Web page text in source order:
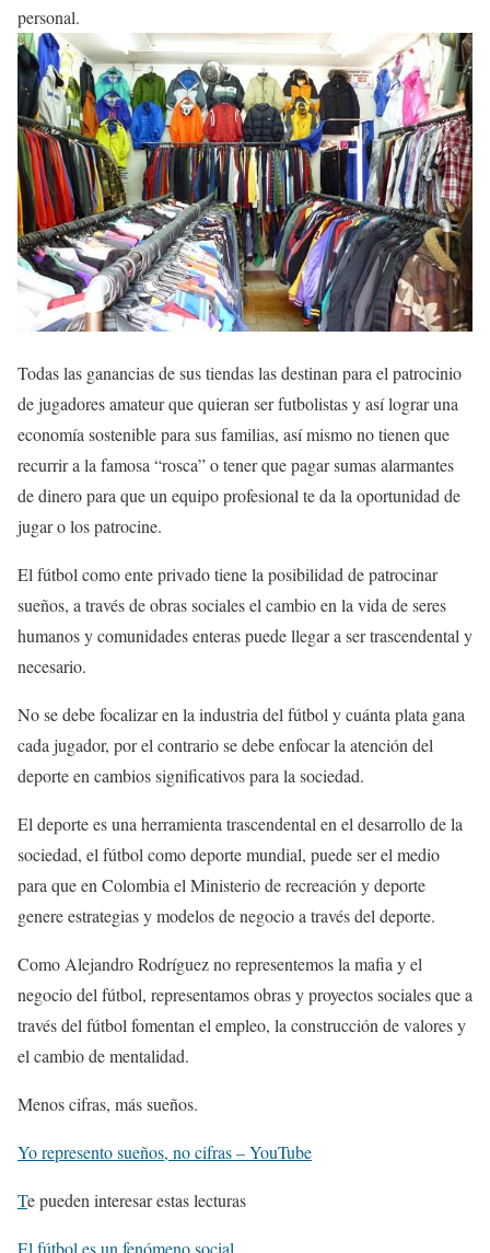
personal.
Todas las ganancias de sus tiendas las destinan para el patrocinio
de jugadores amateur que quieran ser futbolistas y así lograr una
economía sostenible para sus familias, así mismo no tienen que
recurrir a la famosa “rosca” o tener que pagar sumas alarmantes
de dinero para que un equipo profesional te da la oportunidad de
jugar o los patrocine.
El fútbol como ente privado tiene la posibilidad de patrocinar
sueños, a través de obras sociales el cambio en la vida de seres
humanos y comunidades enteras puede llegar a ser trascendental y
necesario.
No se debe focalizar en la industria del fútbol y cuánta plata gana
cada jugador, por el contrario se debe enfocar la atención del
deporte en cambios significativos para la sociedad.
El deporte es una herramienta trascendental en el desarrollo de la
sociedad, el fútbol como deporte mundial, puede ser el medio
para que en Colombia el Ministerio de recreación y deporte
genere estrategias y modelos de negocio a través del deporte.
Como Alejandro Rodríguez no representemos la mafia y el
negocio del fútbol, representamos obras y proyectos sociales que a
través del fútbol fomentan el empleo, la construcción de valores y
el cambio de mentalidad.
Menos cifras, más sueños.
Yo represento sueños, no cifras – YouTube
Te pueden interesar estas lecturas
El fútbol es un fenómeno social